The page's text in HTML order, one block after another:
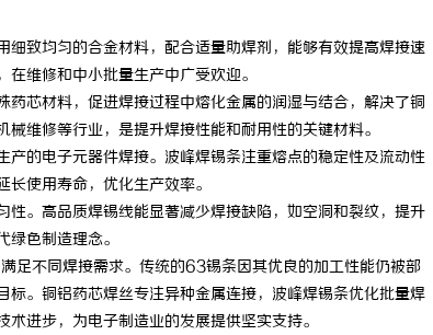
致均匀的合金材料，配合适量助焊剂，能够有效提高焊接速
维修和中小批量生产中广受欢迎。
芯材料，促进焊接过程中熔化金属的润湿与结合，解决了铜
维修等行业，是提升焊接性能和耐用性的关键材料。
的电子元器件焊接。波峰焊锡条注重熔点的稳定性及流动性
使用寿命，优化生产效率。
。高品质焊锡线能显著减少焊接缺陷，如空洞和裂纹，提升
色制造理念。
足不同焊接需求。传统的63锡条因其优良的加工性能仍被部
。铜铝药芯焊丝专注异种金属连接，波峰焊锡条优化批量焊
进步，为电子制造业的发展提供坚实支持。
温婉灵动，一眼万年！久匠量身定制的眉眼